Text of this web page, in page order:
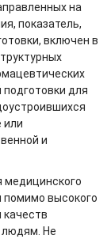
на
показатель,
включен в
для
или
и
медицинского
высокого
людям. Не